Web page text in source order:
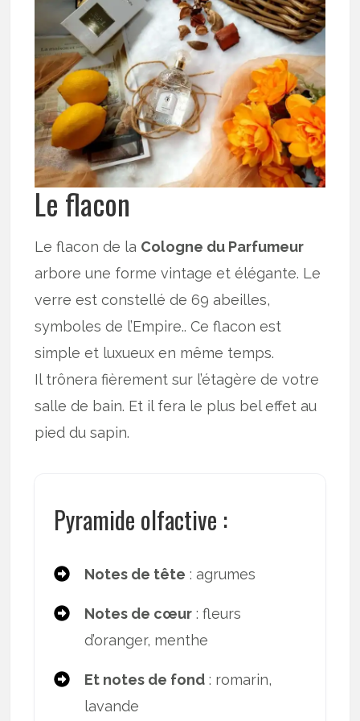
Le flacon
Le flacon de la Cologne du Parfumeur
arbore une forme vintage et élégante. Le
verre est constellé de 69 abeilles,
symboles de l’Empire.. Ce flacon est
simple et luxueux en même temps.
Il trônera fièrement sur l’étagère de votre
salle de bain. Et il fera le plus bel effet au
pied du sapin.
Pyramide olfactive :
Notes de tête : agrumes
Notes de cœur: fleurs
d’oranger, menthe
Et notes de fond: romarin,
lavande